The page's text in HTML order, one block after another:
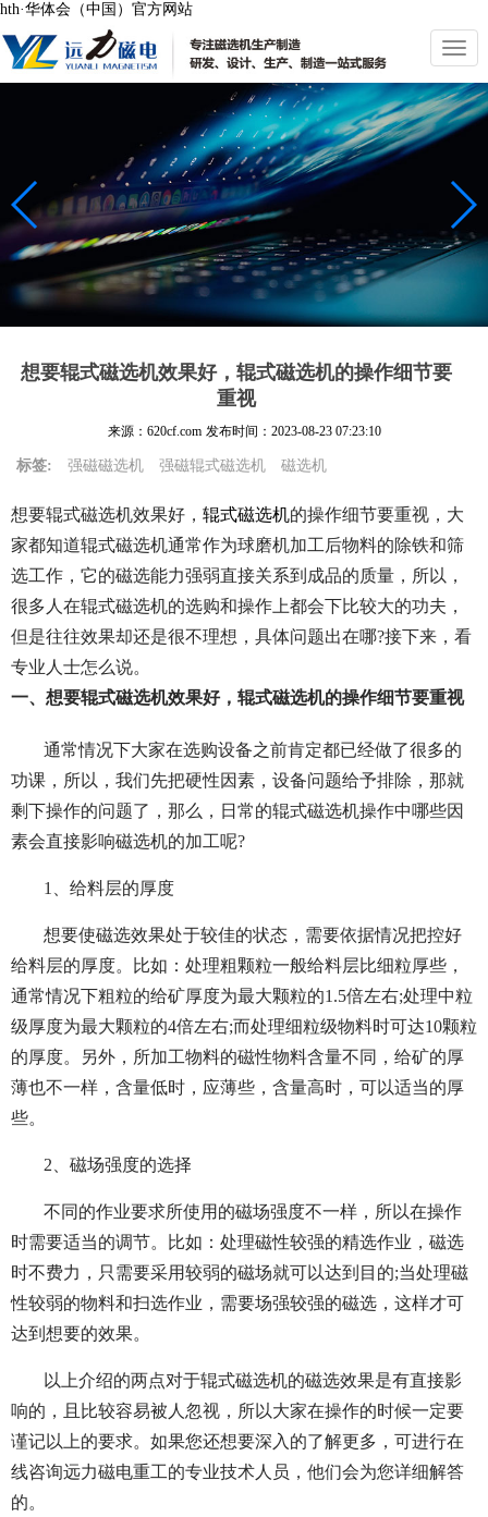
hth·华体会（中国）官方网站
切
换
导
航
想要辊式磁选机效果好，辊式磁选机的操作细节要
重视
来源：620cf.com 发布时间： 2023-08-23 07:23:10
标签: 强磁磁选机 强磁辊式磁选机 磁选机
想要辊式磁选机效果好， 辊式磁选机的操作细节要重视，大
家都知道辊式磁选机通常作为球磨机加工后物料的除铁和筛
选工作，它的磁选能力强弱直接关系到成品的质量，所以，
很多人在辊式磁选机的选购和操作上都会下比较大的功夫，
但是往往效果却还是很不理想，具体问题出在哪?接下来，看
专业人士怎么说。
一、想要辊式磁选机效果好，辊式磁选机的操作细节要重视
通常情况下大家在选购设备之前肯定都已经做了很多的
功课，所以，我们先把硬性因素，设备问题给予排除，那就
剩下操作的问题了，那么，日常的辊式磁选机操作中哪些因
素会直接影响磁选机的加工呢?
1、给料层的厚度
想要使磁选效果处于较佳的状态，需要依据情况把控好
给料层的厚度。比如：处理粗颗粒一般给料层比细粒厚些，
通常情况下粗粒的给矿厚度为最大颗粒的1.5倍左右;处理中粒
级厚度为最大颗粒的4倍左右;而处理细粒级物料时可达10颗粒
的厚度。另外，所加工物料的磁性物料含量不同，给矿的厚
薄也不一样，含量低时，应薄些，含量高时，可以适当的厚
些。
2、磁场强度的选择
不同的作业要求所使用的磁场强度不一样，所以在操作
时需要适当的调节。比如：处理磁性较强的精选作业，磁选
时不费力，只需要采用较弱的磁场就可以达到目的;当处理磁
性较弱的物料和扫选作业，需要场强较强的磁选，这样才可
达到想要的效果。
以上介绍的两点对于辊式磁选机的磁选效果是有直接影
响的，且比较容易被人忽视，所以大家在操作的时候一定要
谨记以上的要求。如果您还想要深入的了解更多，可进行在
线咨询远力磁电重工的专业技术人员，他们会为您详细解答
的。